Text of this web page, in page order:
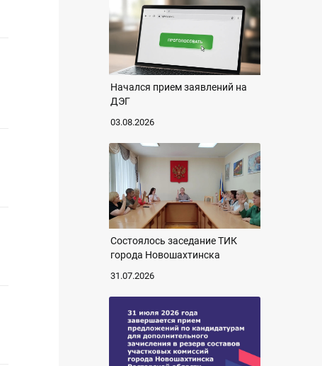
Начался прием заявлений на
ДЭГ
03.08.2026
Состоялось заседание ТИК
города Новошахтинска
31.07.2026